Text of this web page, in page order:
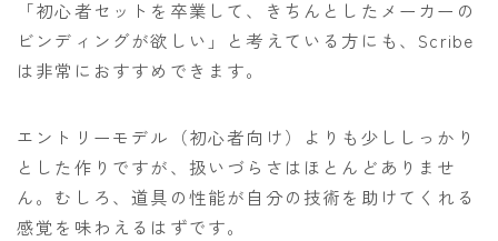
「初心者セットを卒業して、きちんとしたメーカーの
ビンディングが欲しい」と考えている方にも、Scribe
は非常におすすめできます。
エントリーモデル（初心者向け）よりも少ししっかり
とした作りですが、扱いづらさはほとんどありませ
ん。むしろ、道具の性能が自分の技術を助けてくれる
感覚を味わえるはずです。